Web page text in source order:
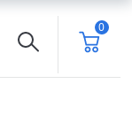
0